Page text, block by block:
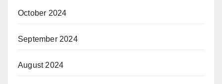
October 2024
September 2024
August 2024